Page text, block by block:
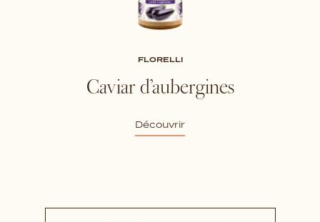
FLORELLI
Caviar d’aubergines
Découvrir